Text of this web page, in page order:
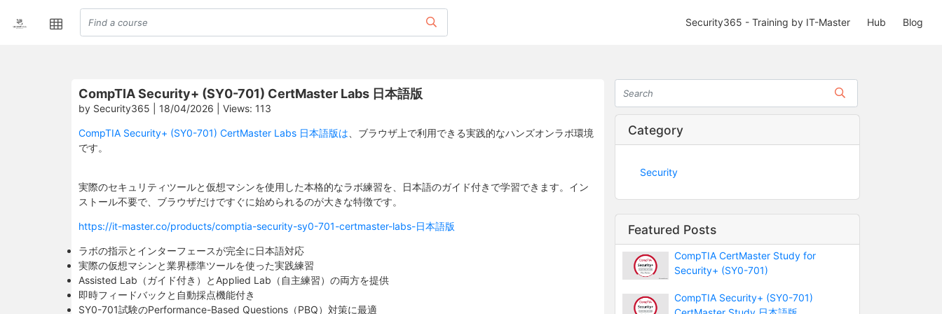
Security365 - Training by IT-Master Hub Blog
CompTIA Security+ (SY0-701) CertMaster Labs 日本語版
by Security365 | 18/04/2026 | Views: 113
CompTIA Security+ (SY0-701) CertMaster Labs 日本語版は 、ブラウザ上で利用できる実践的なハンズオンラボ環境
です。
実際のセキュリティツールと仮想マシンを使用した本格的なラボ練習を、日本語のガイド付きで学習できます。イン
ストール不要で、ブラウザだけですぐに始められるのが大きな特徴です。
https://it-master.co/products/comptia-security-sy0-701-certmaster-labs-日本語版
ラボの指示とインターフェースが完全に日本語対応
実際の仮想マシンと業界標準ツールを使った実践練習
Assisted Lab（ガイド付き）とApplied Lab（自主練習）の両方を提供
即時フィードバックと自動採点機能付き
SY0-701試験のPerformance-Based Questions（PBQ）対策に最適
Category
Security
Featured Posts
CompTIA CertMaster Study for
Security+ (SY0-701)
CompTIA Security+ (SY0-701)